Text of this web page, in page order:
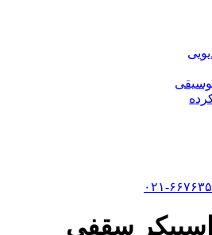
۶۶۷۶۳۵۰۰
سقفی